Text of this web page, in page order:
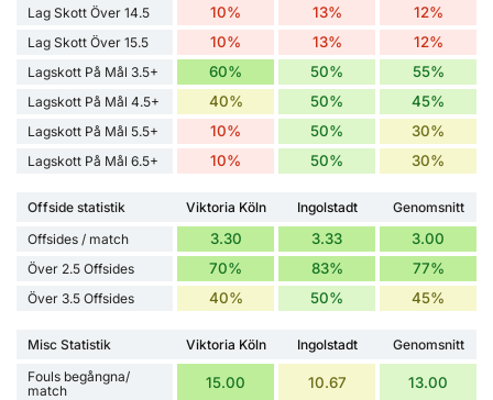
Lag Skott Över 14.5 10% 13% 12%
Lag Skott Över 15.5 10% 13% 12%
Lagskott På Mål 3.5+ 60% 50% 55%
Lagskott På Mål 4.5+ 40% 50% 45%
Lagskott På Mål 5.5+ 10% 50% 30%
Lagskott På Mål 6.5+ 10% 50% 30%
Offside statistik Viktoria Köln Ingolstadt
Genomsnitt
Offsides / match
3.30 3.33 3.00
Över 2.5 Offsides 70% 83% 77%
Över 3.5 Offsides 40% 50% 45%
Misc Statistik Viktoria Köln Ingolstadt
Genomsnitt
Fouls begångna/
match
15.00 10.67 13.00